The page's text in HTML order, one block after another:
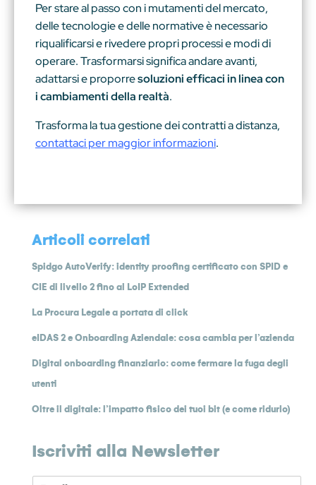
Per stare al passo con i mutamenti del mercato,
delle tecnologie e delle normative è necessario
riqualificarsi e rivedere propri processi e modi di
operare. Trasformarsi significa andare avanti,
adattarsi e proporresoluzioni efficaci in linea con
i cambiamenti della realtà.
Trasforma la tua gestione dei contratti a distanza,
contattaci per maggior informazioni.
Articoli correlati
Spidgo AutoVerify: identity proofing certificato con SPID e
CIE di livello 2 fino al LoIP Extended
La Procura Legale a portata di click
eIDAS 2 e Onboarding Aziendale: cosa cambia per l’azienda
Digital onboarding finanziario: come fermare la fuga degli
utenti
Oltre il digitale: l’impatto fisico dei tuoi bit (e come ridurlo)
Iscriviti alla Newsletter